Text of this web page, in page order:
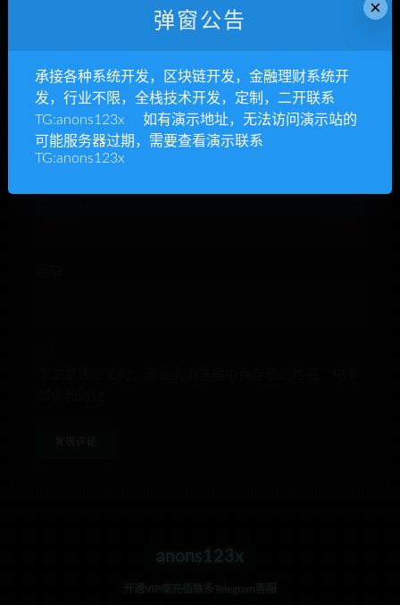
昵称*
anons123x
开通VIP或充值联系Telegram客服
×
弹窗公告
承接各种系统开发，区块链开发，金融理财系统开
发，行业不限，全栈技术开发，定制，二开联系
TG:anons123x 如有演示地址，无法访问演示站的
可能服务器过期，需要查看演示联系
TG:anons123x